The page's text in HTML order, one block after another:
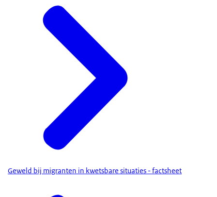
Geweld bij migranten in kwetsbare situaties - factsheet